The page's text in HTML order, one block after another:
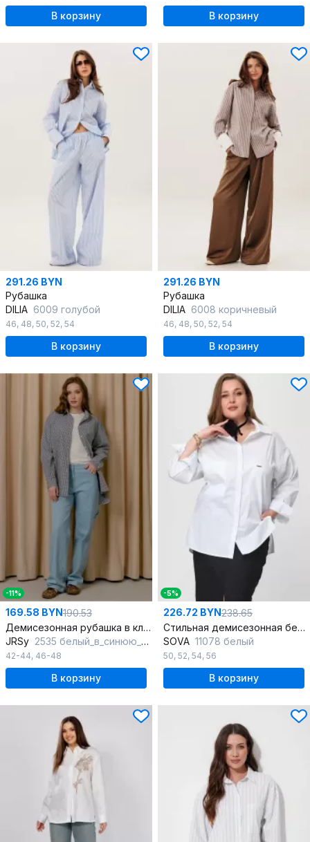
В корзину В корзину
291.26 BYN
Рубашка
DILIA 6009 голубой
46, 48, 50, 52, 54
В корзину
291.26 BYN
Рубашка
DILIA 6008 коричневый
46, 48, 50, 52, 54
В корзину
-11%
169.58 BYN190.53
Демисезонная рубашка в клетку с закругленным низом
JRSy 2535 белый_в_синюю_клетку
42-44, 46-48
В корзину
-5%
226.72 BYN238.65
Стильная демисезонная белая рубашка-оверсайз из текстиля
SOVA 11078 белый
50, 52, 54, 56
В корзину